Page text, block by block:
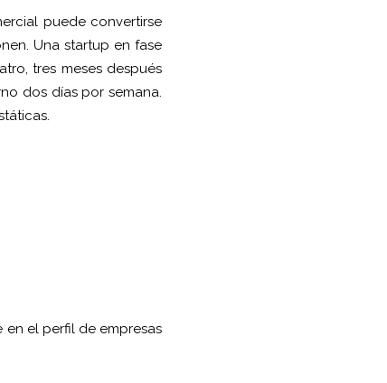
puede convertirse
Una startup en fase
tres meses después
dos días por semana.
en el perfil de empresas